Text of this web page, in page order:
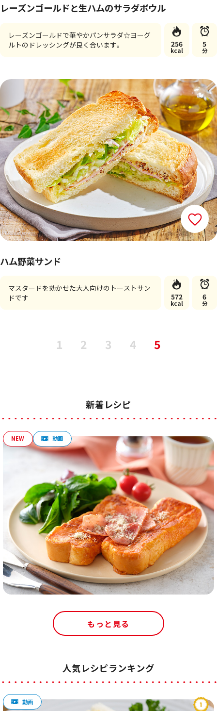
レーズンゴールドと生ハムのサラダボウル
レーズンゴールドで華やかパンサラダ☆ヨーグ
ルトのドレッシングが良く合います。
256
kcal
5
分
ハム野菜サンド
マスタードを効かせた大人向けのトーストサン
ドです
572
kcal
6
分
1 2 3 4 5
新着レシピ
もっと見る
人気レシピランキング